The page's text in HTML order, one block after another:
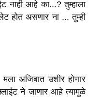
नाही आहे का...? तुम्हाला
होत असणार ना ... तुम्ही
अजिबात उशीर होणार
ने जाणार आहे त्यामुळे